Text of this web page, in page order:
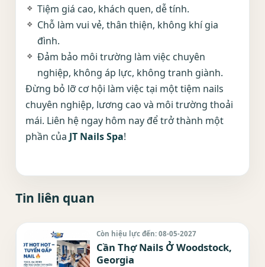
Tiệm giá cao, khách quen, dễ tính.
Chỗ làm vui vẻ, thân thiện, không khí gia
đình.
Đảm bảo môi trường làm việc chuyên
nghiệp, không áp lực, không tranh giành.
Đừng bỏ lỡ cơ hội làm việc tại một tiệm nails
chuyên nghiệp, lương cao và môi trường thoải
mái. Liên hệ ngay hôm nay để trở thành một
phần của JT Nails Spa!
Tin liên quan
Còn hiệu lực đến: 08-05-2027
Cần Thợ Nails Ở Woodstock,
Georgia